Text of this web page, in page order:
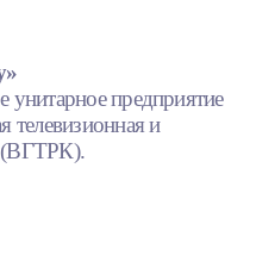
унитарное предприятие
телевизионная и
(ВГТРК).